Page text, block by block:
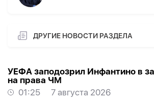
ДРУГИЕ НОВОСТИ РАЗДЕЛА
УЕФА заподозрил Инфантино в
на права ЧМ
01:25
7 августа 2026